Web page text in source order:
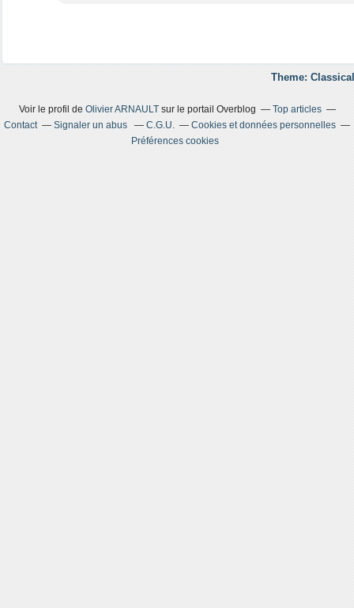
Theme:
Voir le profil de Olivier ARNAULTsur le portail Overblog
Top articles
Contact
Signaler un abus C.G.U.
Cookies et données personnelles
Préférences cookies